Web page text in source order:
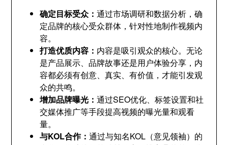
确定目标受众：通过市场调研和数据分析，确
定品牌的核心受众群体，针对性地制作视频内
容。
打造优质内容： 内容是吸引观众的核心。无论
是产品展示、品牌故事还是用户体验分享，内
容都必须有创意、真实、有价值，才能引发观
众的共鸣。
增加品牌曝光：通过SEO优化、标签设置和社
交媒体推广等手段提高视频的曝光量和观看
量。
与KOL合作：通过与知名KOL（意见领袖）的